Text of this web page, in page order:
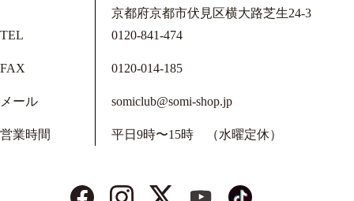
京都府京都市伏見区横大路芝生24-3
TEL
0120-841-474
FAX 0120-014-185
メール somiclub@somi-shop.jp
営業時間 平日9時〜15時 （水曜定休）